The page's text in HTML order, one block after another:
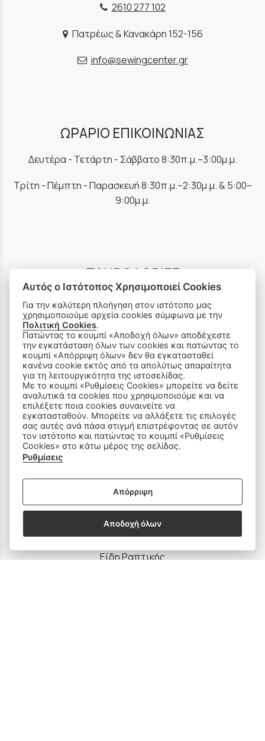
2610 277 102
Πατρέως & Κανακάρη 152-156
info@sewingcenter.gr
ΩΡΑΡΙΟ ΕΠΙΚΟΙΝΩΝΙΑΣ
Δευτέρα - Τετάρτη - Σάββατο 8:30π.μ.–3:00μ.μ.
Τρίτη - Πέμπτη - Παρασκευή 8:30π.μ.–2:30μ.μ. & 5:00–
9:00μ.μ.
ΠΛΗΡΟΦΟΡΙΕΣ
Αποστολές & Επιστροφές
Παραγγελίες & Πληρωμές
Πολιτική Απορρήτου
Ρυθμίσεις Cookies
Όροι Χρήσης & Ασφάλεια
ΠΡΟΪΟΝΤΑ
Ραπτομηχανές
Οικιακός Εξοπλισμός
Είδη Ραπτικής
Αυτός ο Ιστότοπος Χρησιμοποιεί Cookies
Για την καλύτερη πλοήγηση στον ιστότοπο μας
χρησιμοποιούμε αρχεία cookies σύμφωνα με την
Πολιτική Cookies.
Πατώντας το κουμπί «Αποδοχή όλων» αποδέχεστε
την εγκατάσταση όλων των cookies και πατώντας το
κουμπί «Απόρριψη όλων» δεν θα εγκατασταθεί
κανένα cookie εκτός από τα απολύτως απαραίτητα
για τη λειτουργικότητα της ιστοσελίδας.
Με το κουμπί «Ρυθμίσεις Cookies» μπορείτε να δείτε
αναλυτικά τα cookies που χρησιμοποιούμε και να
επιλέξετε ποια cookies συναινείτε να
εγκατασταθούν. Μπορείτε να αλλάξετε τις επιλογές
σας αυτές ανά πάσα στιγμή επιστρέφοντας σε αυτόν
τον ιστότοπο και πατώντας το κουμπί «Ρυθμίσεις
Cookies» στο κάτω μέρος της σελίδας.
Ρυθμίσεις
Απόρριψη
Αποδοχή όλων